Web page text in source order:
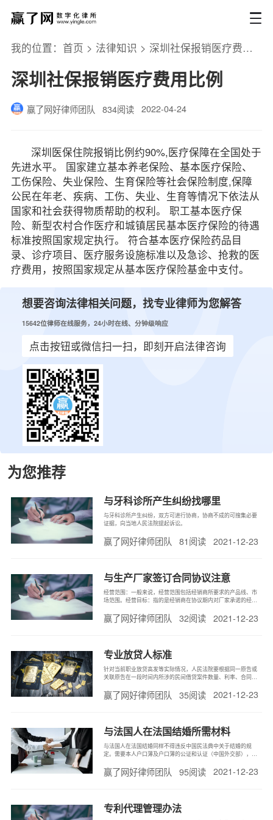
我的位置： 首页 > 法律知识 > 深圳社保报销医疗费用比例
深圳社保报销医疗费用比例
赢了网好律师团队 834阅读 2022-04-24
深圳医保住院报销比例约90%,医疗保障在全国处于
先进水平。 国家建立基本养老保险、基本医疗保险、
工伤保险、失业保险、生育保险等社会保险制度,保障
公民在年老、疾病、工伤、失业、生育等情况下依法从
国家和社会获得物质帮助的权利。 职工基本医疗保
险、新型农村合作医疗和城镇居民基本医疗保险的待遇
标准按照国家规定执行。 符合基本医疗保险药品目
录、诊疗项目、医疗服务设施标准以及急诊、抢救的医
疗费用，按照国家规定从基本医疗保险基金中支付。
想要咨询法律相关问题，找专业律师为您解答
15642位律师在线服务，24小时在线、分钟级响应
点击按钮或微信扫一扫，即刻开启法律咨询
为您推荐
与牙科诊所产生纠纷找哪里
与牙科诊所产生纠纷，双方可进行协商，协商不成的可搜集必要
证据，向当地人民法院提起诉讼。
赢了网好律师团队 81阅读 2021-12-23
与生产厂家签订合同协议注意
经营范围：一般来说，经营范围包括经销商所要求的产品线、市
场范围。经营目标：指的是经销商在协议期内对厂家承诺的经营
计划等等。激励措施：主要是厂家为使经销商达到经营目标对经
销商的支持措施及奖励，一般包括：产品线支持、促销支持、服
赢了网好律师团队 32阅读 2021-12-23
专业放贷人标准
针对当前职业放贷高发等实际情况，人民法院要根据同一原告或
关联原告在一段时间内所涉的民间借贷案件数量、利率、合同格
点管理，并每季度向公安、检察机关等协同治理单位通报情况。
纳入“职业放贷人名录”，一般应当符合以下条件：1.以连续三年收
赢了网好律师团队 35阅读 2021-12-23
与法国人在法国结婚所需材料
与法国人在法国结婚同样不得违反中国民法典中关于结婚的规
定。需要本人户口薄及户口薄的公证和认证（中国外交部），单
部），护照及复印件，身份证及复印件。
赢了网好律师团队 95阅读 2021-12-23
专利代理管理办法